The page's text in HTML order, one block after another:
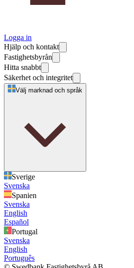
Logga in
Hjälp och kontakt
Fastighetsbyrån
Hitta snabbt
Säkerhet och integritet
Välj marknad och språk
Sverige
Svenska
Spanien
Svenska
English
Español
Portugal
Svenska
English
Português